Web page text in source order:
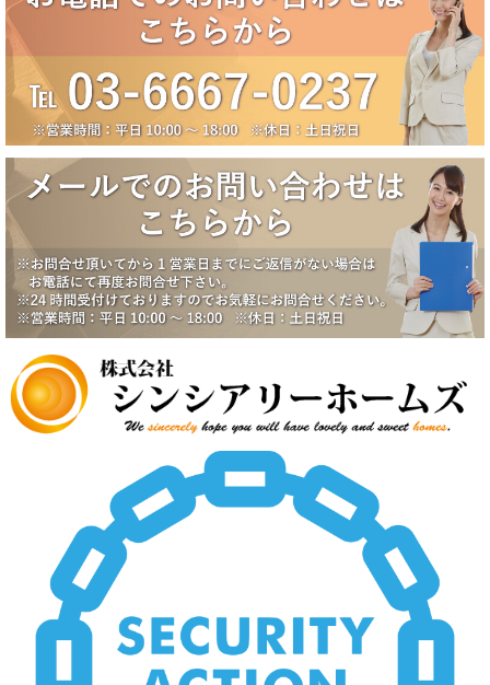
2025年夏季休業のお知らせ（8月10日～8月18日）
誠に勝手ながら、弊社では下記の期間を夏季休業とさせていただきま
す。
【夏季休業期間】
2025年8月10日（日）～2025年8月18日（月）
休業期間中にいただいたお問い合わせ等につきましては、8月19日
（火）より順次対応させていただきます。
2025/6/17
大田区田園調布5丁目戸建成約になりました。
2025/6/17
八潮市南川崎戸建成約になりました。
2025/6/17
一番町シティハウス成約になりました。
2025/6/2
賃貸物件公開しました。
2025/5/19
2025/5/19
田園調布5丁目戸建価格改定
2025/5/19
八潮市南川崎戸建価格改定
いすみ市大原台土地価格改定
新規物件公開しました。
2025/4/2
新規物件公開しました。
2025/3/5
新規物件2件公開しました。
2025/2/21
新規賃貸物件公開致しました。